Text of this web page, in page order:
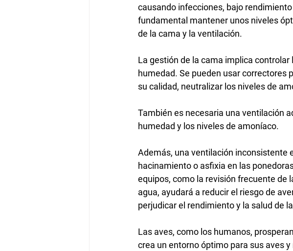
causando infecciones, bajo
fundamental mantener unos niveles
de la cama y la ventilación.
La gestión de la cama implica
humedad. Se pueden usar correctores
su calidad, neutralizar los niveles de
También es necesaria una ventilación
humedad y los niveles de amoníaco.
Además, una ventilación inconsistente
hacinamiento o asfixia en las
equipos, como la revisión frecuente de
agua, ayudará a reducir el riesgo de
perjudicar el rendimiento y la salud de
Las aves, como los humanos,
crea un entorno óptimo para sus aves